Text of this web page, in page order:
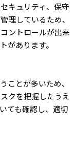
キュリティ、保守
理しているため、
ントロールが出来
があります。
ことが多いため、
クを把握したうえ
ても確認し、適切